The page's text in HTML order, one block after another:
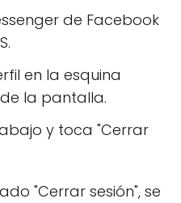
de Facebook
en la esquina
la pantalla.
y toca "Cerrar
"Cerrar sesión", se